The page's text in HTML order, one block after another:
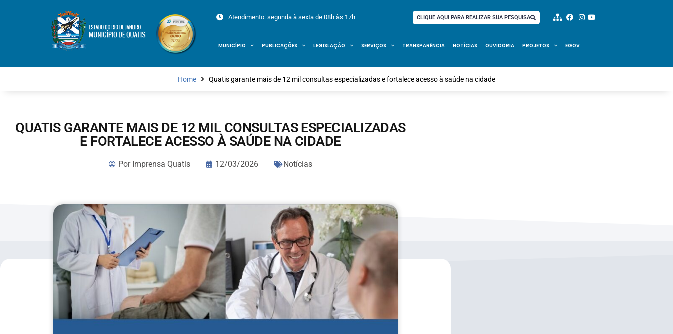
Atendimento: segunda à sexta de 08h às 17h CLIQUE AQUI PARA REALIZAR SUA PESQUISA
MUNICÍPIO PUBLICAÇÕES LEGISLAÇÃO SERVIÇOS TRANSPARÊNCIA NOTÍCIAS OUVIDORIA PROJETOS EGOV
Home Quatis garante mais de 12 mil consultas especializadas e fortalece acesso à saúde na cidade
QUATIS GARANTE MAIS DE 12 MIL CONSULTAS ESPECIALIZADAS
E FORTALECE ACESSO À SAÚDE NA CIDADE
PorImprensa Quatis 12/03/2026 Notícias